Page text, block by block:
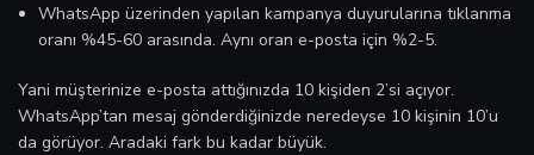
WhatsApp üzerinden yapılan kampanya duyurularına tıklanma
oranı %45-60 arasında. Aynı oran e-posta için %2-5.
Yani müşterinize e-posta attığınızda 10 kişiden 2’si açıyor.
WhatsApp’tan mesaj gönderdiğinizde neredeyse 10 kişinin 10’u
da görüyor. Aradaki fark bu kadar büyük.